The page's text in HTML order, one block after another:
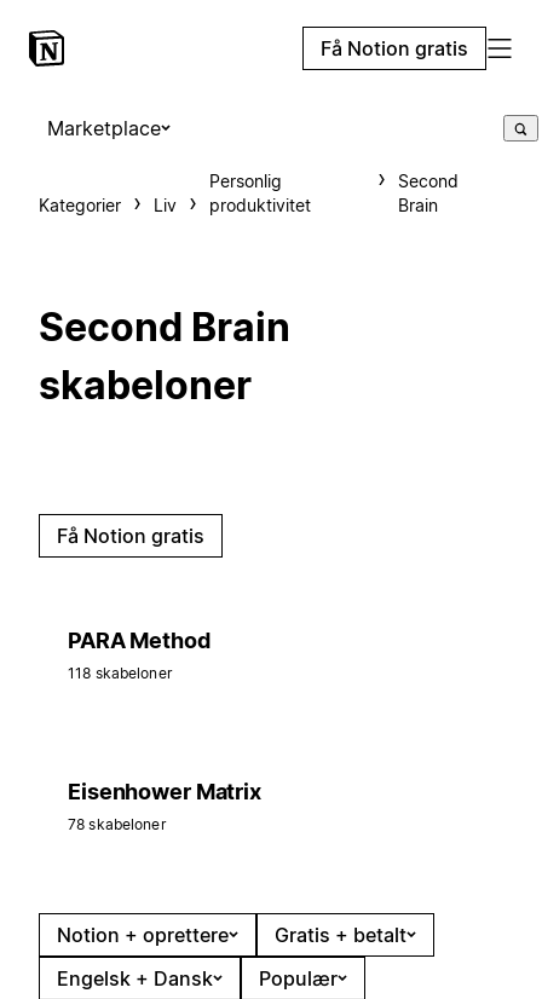
Få Notion gratis
Marketplace
Kategorier Liv
Personlig
produktivitet
Second
Brain
Second Brain
skabeloner
Få Notion gratis
PARA Method
118 skabeloner
Eisenhower Matrix
78 skabeloner
Notion + oprettere
Gratis + betalt
Engelsk + Dansk
Populær